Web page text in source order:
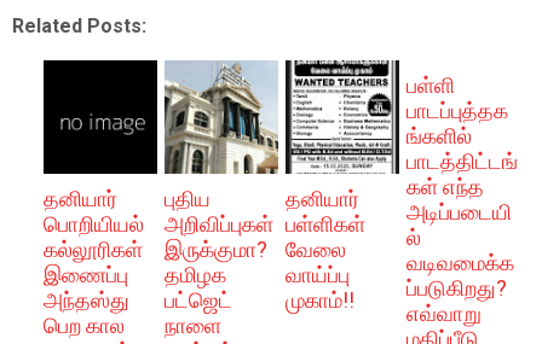
Related Posts:
தனியார்
பொறியியல்
கல்லூரிகள்
இணைப்பு
அந்தஸ்து
பெற கால
புதிய
அறிவிப்புகள்
இருக்குமா?
தமிழக
பட்ஜெட்
நாளை
தனியார்
பள்ளிகள்
வேலை
வாய்ப்பு
முகாம்!!
பள்ளி
பாடப்புத்தக
ங்களில்
பாடத்திட்டங்
கள் எந்த
அடிப்படையி
ல்
வடிவமைக்க
ப்படுகிறது?
எவ்வாறு
மதிப்பீடு